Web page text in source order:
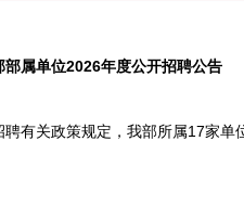
部属单位2026年度公开招聘公告
关政策规定，我部所属17家单